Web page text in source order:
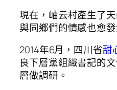
現在，岫云村產生了
與同鄉們的情感也愈發
2014年6月，四川省甜
良下層黨組織書記的
層做調研。